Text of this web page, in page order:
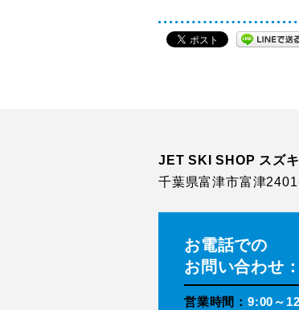
JET SKI SHOP スズ
千葉県富津市富津
お電話での
お問い合わせ：
営業時間： 9:00～